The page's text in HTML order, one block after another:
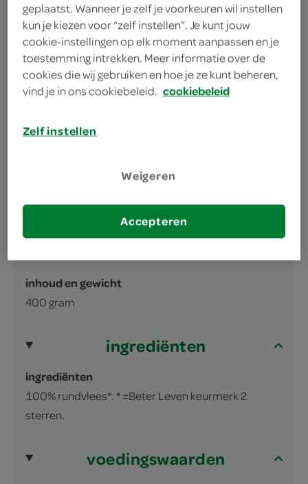
je vindt het bij SPAR
100% rundvlees
makkelijk te bereiden in een koekenpan
met een Beter Leven 2-sterren keurmerk
omschrijving
inhoud en gewicht
400 gram
ingrediënten
ingrediënten
100% rundvlees*. * =Beter Leven keurmerk 2
sterren.
voedingswaarden
geplaatst. Wanneer je zelf je voorkeuren wil instellen
kun je kiezen voor “zelf instellen”. Je kunt jouw
cookie-instellingen op elk moment aanpassen en je
toestemming intrekken. Meer informatie over de
cookies die wij gebruiken en hoe je ze kunt beheren,
vind je in ons cookiebeleid. cookiebeleid
Zelf instellen
Weigeren
Accepteren